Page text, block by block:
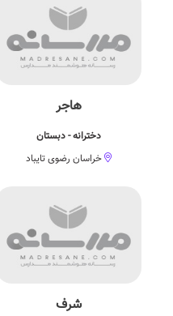
هاجر
دخترانه - دبستان
خراسان رضوی تایباد
شرف